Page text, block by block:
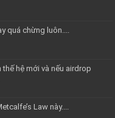
quá chừng luôn....
hệ mới và nếu airdrop
Law này....